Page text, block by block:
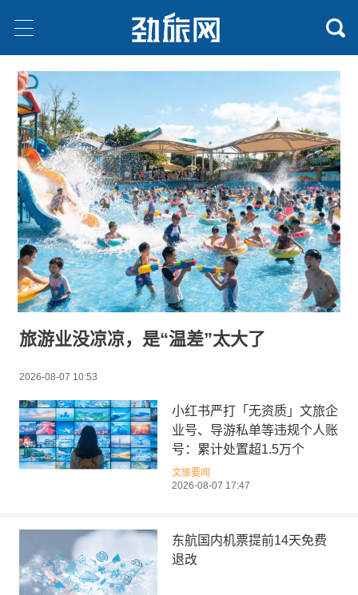
旅游业没凉凉，是“温差”太大了
2026-08-07 10:53
小红书严打「无资质」文旅企
业号、导游私单等违规个人账
号：累计处置超1.5万个
文旅要闻
2026-08-07 17:47
东航国内机票提前14天免费
退改